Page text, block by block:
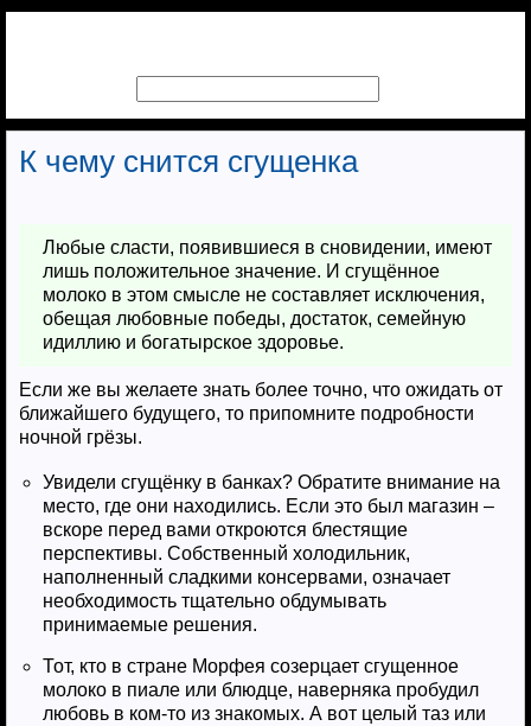
К чему снится сгущенка
Любые сласти, появившиеся в сновидении, имеют
лишь положительное значение. И сгущённое
молоко в этом смысле не составляет исключения,
обещая любовные победы, достаток, семейную
идиллию и богатырское здоровье.
Если же вы желаете знать более точно, что ожидать от
ближайшего будущего, то припомните подробности
ночной грёзы.
Увидели сгущёнку в банках? Обратите внимание на
место, где они находились. Если это был магазин –
вскоре перед вами откроются блестящие
перспективы. Собственный холодильник,
наполненный сладкими консервами, означает
необходимость тщательно обдумывать
принимаемые решения.
Тот, кто в стране Морфея созерцает сгущенное
молоко в пиале или блюдце, наверняка пробудил
любовь в ком-то из знакомых. А вот целый таз или